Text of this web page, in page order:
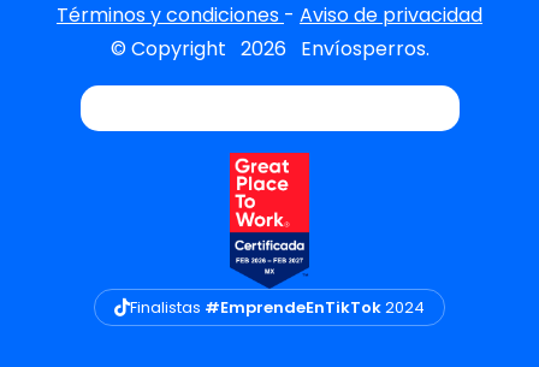
Términos y condiciones - Aviso de privacidad
© Copyright 2026 Envíosperros.
Finalistas #EmprendeEnTikTok2024